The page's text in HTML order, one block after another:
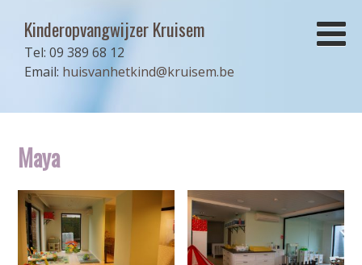
Kinderopvangwijzer Kruisem
Tel: 09 389 68 12
Email: huisvanhetkind@kruisem.be
Maya